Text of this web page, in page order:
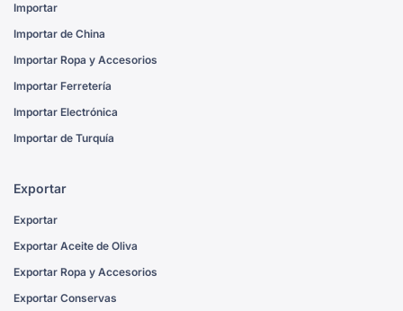
Importar
Importar de China
Importar Ropa y Accesorios
Importar Ferretería
Importar Electrónica
Importar de Turquía
Exportar
Exportar
Exportar Aceite de Oliva
Exportar Ropa y Accesorios
Exportar Conservas